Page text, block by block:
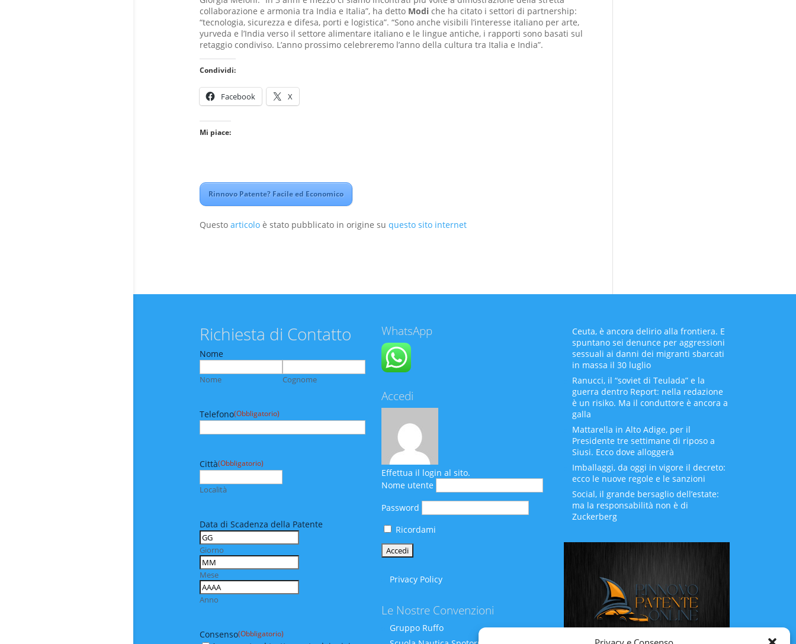
collaborazione e armonia tra India e Italia”, ha detto Modiche ha citato i settori di partnership:
“tecnologia, sicurezza e difesa, porti e logistica”. “Sono anche visibili l’interesse italiano per arte,
yurveda e l’India verso il settore alimentare italiano e le lingue antiche, i rapporti sono basati sul
retaggio condiviso. L’anno prossimo celebreremo l’anno della cultura tra Italia e India”.
Condividi:
Facebook X
Mi piace:
Rinnovo Patente? Facile ed Economico
Questo articoloè stato pubblicato in origine su questo sito internet
Richiesta di Contatto
Nome
Nome Cognome
Telefono(Obbligatorio)
Città(Obbligatorio)
Località
Data di Scadenza della Patente
Giorno
Mese
Anno
Consenso(Obbligatorio)
WhatsApp
Accedi
Effettua il login al sito.
Nome utente
Password
Ricordami
Privacy Policy
Le Nostre Convenzioni
Gruppo Ruffo
Ceuta, è ancora delirio alla frontiera. E
spuntano sei denunce per aggressioni
sessuali ai danni dei migranti sbarcati
in massa il 30 luglio
Ranucci, il “soviet di Teulada” e la
guerra dentro Report: nella redazione
è un risiko. Ma il conduttore è ancora a
galla
Mattarella in Alto Adige, per il
Presidente tre settimane di riposo a
Siusi. Ecco dove alloggerà
Imballaggi, da oggi in vigore il decreto:
ecco le nuove regole e le sanzioni
Social, il grande bersaglio dell’estate:
ma la responsabilità non è di
Zuckerberg